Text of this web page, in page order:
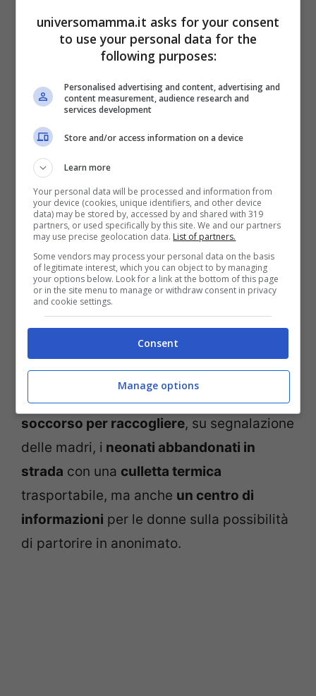
piccola partedi unfenomeno molto piu’
esteso e spesso sconosciuto . Sono
vengono abbandonati chissà dove e
destinati ad una triste fine”.
Per salvare i bambini a rischio infanticidio
o abbandono in strada, è necessario
garantire la massima diffusione del
numero verde 800.28.31.10, Salvabebè,
(da fuori Roma solo con il cellulare), attivo
a Roma da 20 anni e da 10 presente presso
il Reparto di Patologia Neonatale del
Policlinico Umberto I.
A cosa serve il numero verde
Salvabebè?Si tratta di sorta dipronto
soccorso per raccogliere, su segnalazione
delle madri, i neonati abbandonati in
strada con una culletta termica
trasportabile, ma anche un centro di
informazioni per le donne sulla possibilità
di partorire in anonimato.
universomamma.it asks for your consent
to use your personal data for the
following purposes:
Personalised advertising and content, advertising and
content measurement, audience research and
services development
Store and/or access information on a device
Learn more
Your personal data will be processed and information from
your device (cookies, unique identifiers, and other device
data) may be stored by, accessed by and shared with 319
partners, or used specifically by this site. We and our partners
may use precise geolocation data. List of partners.
Some vendors may process your personal data on the basis
of legitimate interest, which you can object to by managing
your options below. Look for a link at the bottom of this page
or in the site menu to manage or withdraw consent in privacy
and cookie settings.
Consent
Manage options